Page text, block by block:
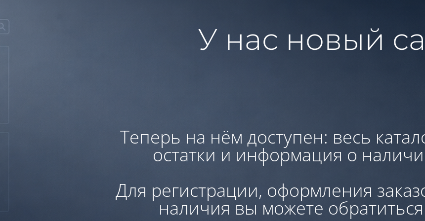
У нас новый
Теперь на нём доступен: весь
остатки и информация о
Для регистрации, оформления
наличия вы можете